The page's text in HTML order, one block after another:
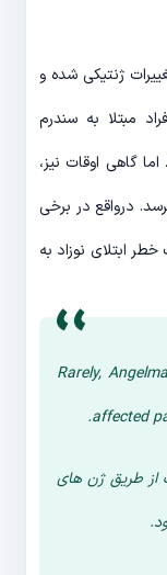
ژنتیکی شده و
مبتلا به سندرم
گاهی اوقات نیز،
درواقع در برخی
ابتلای نوزاد به
Rarely,
affected
از طریق ژن های